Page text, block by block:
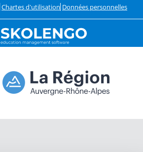
Chartes d'utilisation Données personnelles